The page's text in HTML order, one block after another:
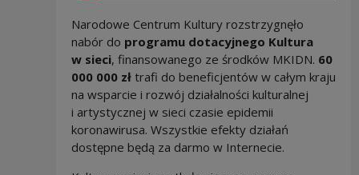
Narodowe Centrum Kultury rozstrzygnęło
nabór do programu dotacyjnego Kultura
w sieci, finansowanego ze środków MKIDN. 60
000 000 złtrafi do beneficjentów w całym kraju
na wsparcie i rozwój działalności kulturalnej
i artystycznej w sieci czasie epidemii
koronawirusa. Wszystkie efekty działań
dostępne będą za darmo w Internecie.